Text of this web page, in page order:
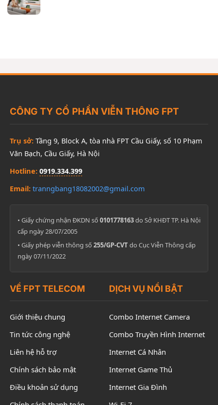
CÔNG TY CỔ PHẦN VIỄN THÔNG FPT
Trụ sở: Tầng 9, Block A, tòa nhà FPT Cầu Giấy, số 10 Phạm
Văn Bạch, Cầu Giấy, Hà Nội
Hotline: 0919.334.399
Email: tranngbang18082002@gmail.com
• Giấy chứng nhận ĐKDN số 0101778163do Sở KHĐT TP. Hà Nội
cấp ngày 28/07/2005
• Giấy phép viễn thông số 255/GP-CVTdo Cục Viễn Thông cấp
ngày 07/11/2022
VỀ FPT TELECOM
Giới thiệu chung
Tin tức công nghệ
Liên hệ hỗ trợ
Chính sách bảo mật
Điều khoản sử dụng
DỊCH VỤ NỔI BẬT
Combo Internet Camera
Combo Truyền Hình Internet
Internet Cá Nhân
Internet Game Thủ
Internet Gia Đình